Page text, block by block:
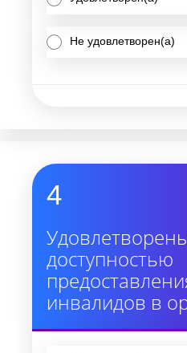
Не удовлетворен(а)
4
доступностью
инвалидов в